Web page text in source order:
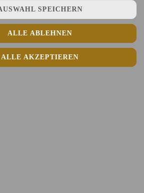
in Wokgemüse, Erbsen, Röstzwiebeln und
Kräuter
14,50 € *
nach Auswahl des Stores variieren.
SPEICHERN
ALLE ABLEHNEN
ALLE AKZEPTIEREN